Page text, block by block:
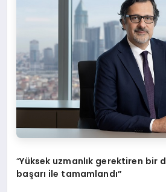
“Yüksek uzmanlık gerektiren bir d
başarı ile tamamlandı”